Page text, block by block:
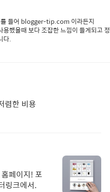
를 들어 blogger-tip.com 이라든지
했을때 보다 조잡한 느낌이 들게되고 정
다.
렴한 비용
페이지! 포
링크에서.